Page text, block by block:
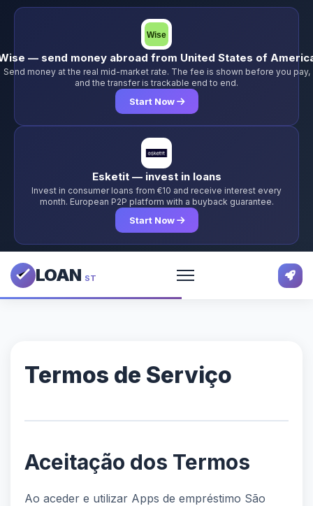
— send money abroad from United States of
Send money at the real mid-market rate. The fee is shown before you pay,
and the transfer is trackable end to end.
Start Now
Esketit — invest in loans
Invest in consumer loans from €10 and receive interest every
month. European P2P platform with a buyback guarantee.
Start Now
LOAN ST
Termos de Serviço
Aceitação dos Termos
Ao aceder e utilizar Apps de empréstimo São